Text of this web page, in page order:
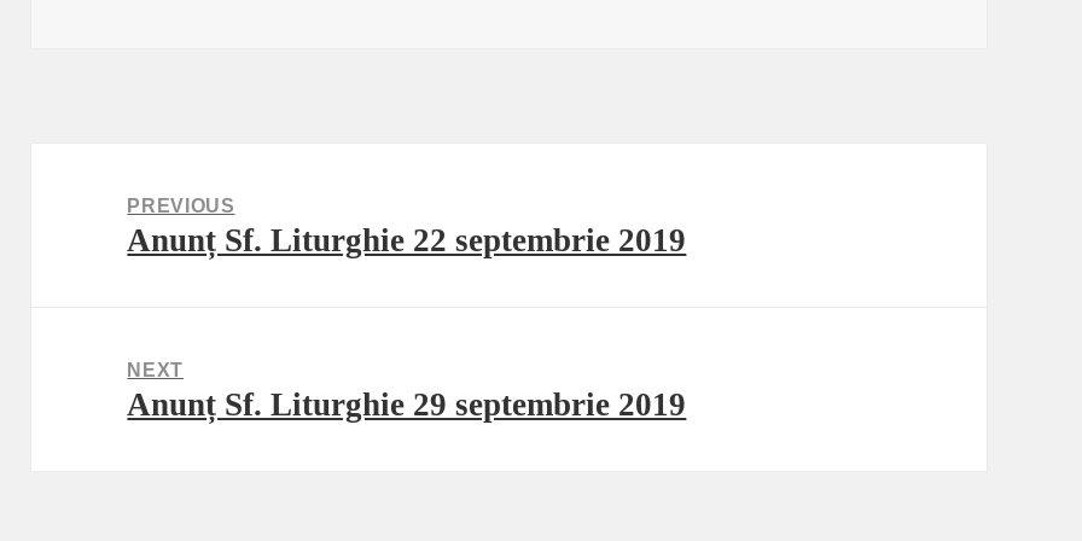
navigationPREVIOUS
Previous
Anunț Sf. Liturghie 22 septembrie 2019
NEXT
Next
Anunț Sf. Liturghie 29 septembrie 2019